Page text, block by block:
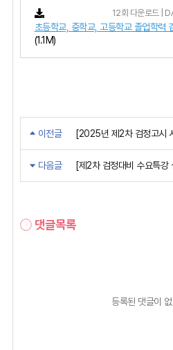
초등학교, 중학교, 고등학교 졸업학력
(1.1M)
12회 다운로드 |
이전글 [2025년 제2차 검정고시
다음글 [제2차 검정대비 수요특
댓글목록
등록된 댓글이